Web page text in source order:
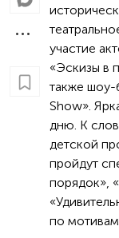
участие
«Эскизы в
также шоу-
Show».
дню. К
детской
пройдут
порядок»,
по